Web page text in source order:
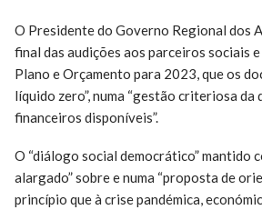
O Presidente do Governo Regional dos
final das audições aos parceiros sociais
Plano e Orçamento para 2023, que os
líquido zero”, numa “gestão criteriosa
financeiros disponíveis”.
O “diálogo social democrático” mantido
alargado” sobre e numa “proposta de
princípio que à crise pandémica,